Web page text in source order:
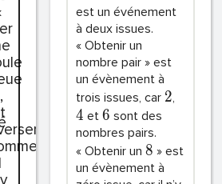
est un événement
à deux issues.
« Obtenir un
nombre pair » est
un évènement à
trois issues, car 2,
4 et 6 sont des
nombres pairs.
« Obtenir un 8 » est
un évènement à